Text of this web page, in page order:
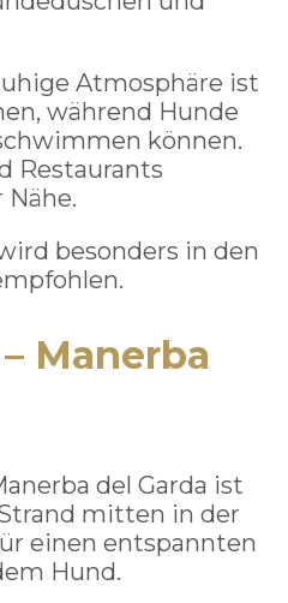
Atmosphäre ist
während Hunde
können.
Restaurants
besonders in den
Manerba
del Garda ist
mitten in der
einen entspannten
Hund.